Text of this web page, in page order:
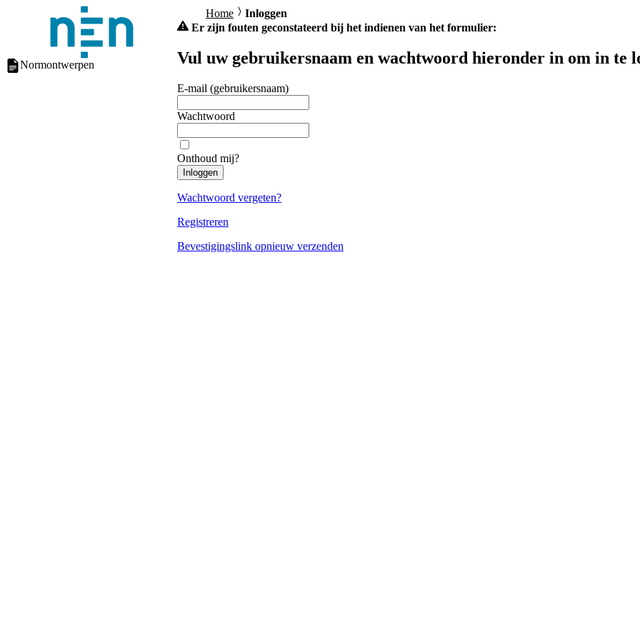
Normontwerpen
Home
Inloggen
Er zijn fouten geconstateerd bij het indienen van het formulier:
Vul uw gebruikersnaam en wachtwoord hieronder in om in te
E-mail (gebruikersnaam)
Wachtwoord
Onthoud mij?
Inloggen
Wachtwoord vergeten?
Registreren
Bevestigingslink opnieuw verzenden